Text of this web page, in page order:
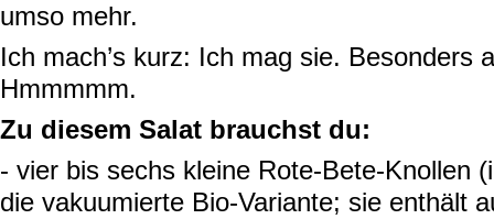
umso mehr.
Ich mach’s kurz: Ich mag sie. Besonders
Hmmmmm.
Zu diesem Salat brauchst du:
- vier bis sechs kleine Rote-Bete-Knollen
die vakuumierte Bio-Variante; sie enthält